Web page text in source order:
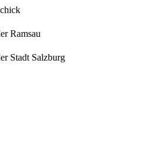
Ramsau
Stadt Salzburg